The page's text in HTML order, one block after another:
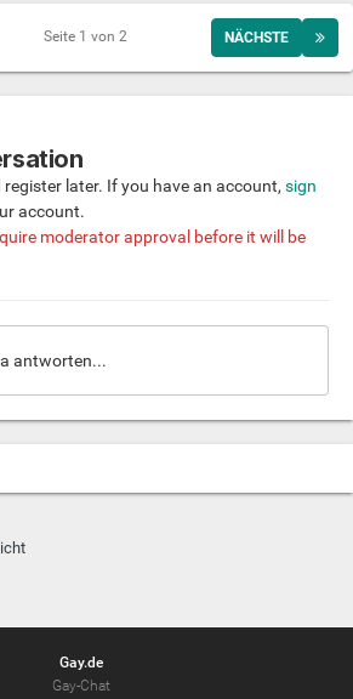
NÄCHSTE
Seite 1 von 2
later. If you have an account, sign
account.
moderator approval before it will be
antworten...
Gay.de
Gay-Chat